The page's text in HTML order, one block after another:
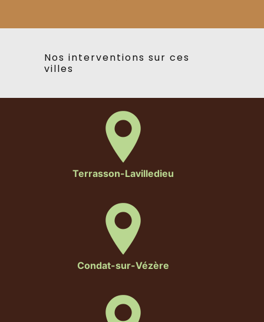
Nos interventions sur ces
villes
Terrasson-Lavilledieu
Condat-sur-Vézère